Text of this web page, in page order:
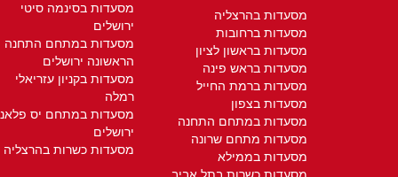
מסעדות בהרצליה
מסעדות ברחובות
מסעדות בראשון לציון
מסעדות בראש פינה
מסעדות ברמת החייל
מסעדות בצפון
מסעדות במתחם התחנה
מסעדות מתחם שרונה
מסעדות בממילא
מסעדות בסינמה סיטי
ירושלים
מסעדות במתחם התחנה
הראשונה ירושלים
מסעדות בקניון עזריאלי
רמלה
מסעדות במתחם יס
ירושלים
מסעדות כשרות בהרצליה